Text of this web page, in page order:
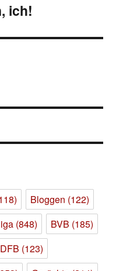
ich!
Bloggen (122)
(848) BVB (185)
DFB (123)